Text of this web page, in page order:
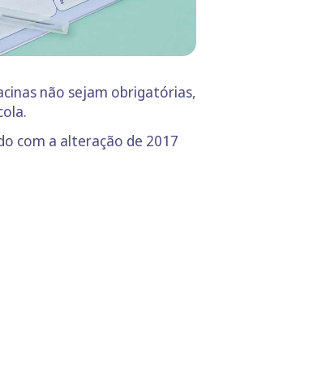
não sejam obrigatórias,
com a alteração de 2017